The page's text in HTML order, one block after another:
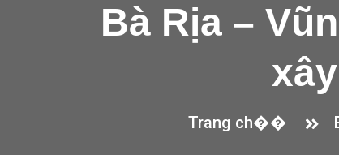
Bà Rịa –
Trang ch��